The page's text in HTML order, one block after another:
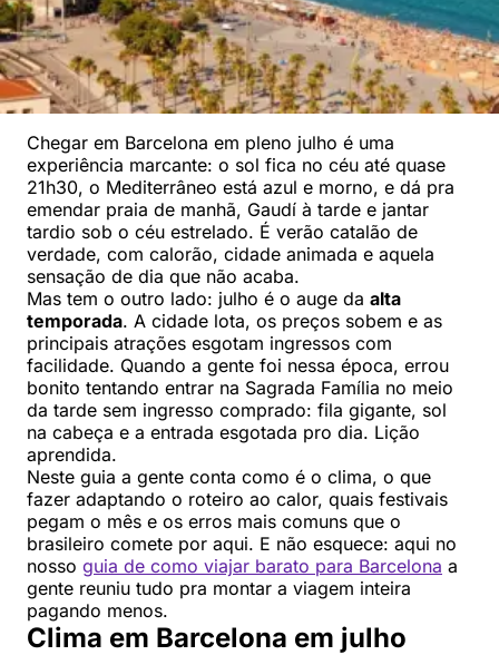
Chegar em Barcelona em pleno julho é uma
experiência marcante: o sol fica no céu até quase
21h30, o Mediterrâneo está azul e morno, e dá pra
emendar praia de manhã, Gaudí à tarde e jantar
tardio sob o céu estrelado. É verão catalão de
verdade, com calorão, cidade animada e aquela
sensação de dia que não acaba.
Mas tem o outro lado: julho é o auge da alta
temporada. A cidade lota, os preços sobem e as
principais atrações esgotam ingressos com
facilidade. Quando a gente foi nessa época, errou
bonito tentando entrar na Sagrada Família no meio
da tarde sem ingresso comprado: fila gigante, sol
na cabeça e a entrada esgotada pro dia. Lição
aprendida.
Neste guia a gente conta como é o clima, o que
fazer adaptando o roteiro ao calor, quais festivais
pegam o mês e os erros mais comuns que o
brasileiro comete por aqui. E não esquece: aqui no
nosso guia de como viajar barato para Barcelona a
gente reuniu tudo pra montar a viagem inteira
pagando menos.
Clima em Barcelona em julho